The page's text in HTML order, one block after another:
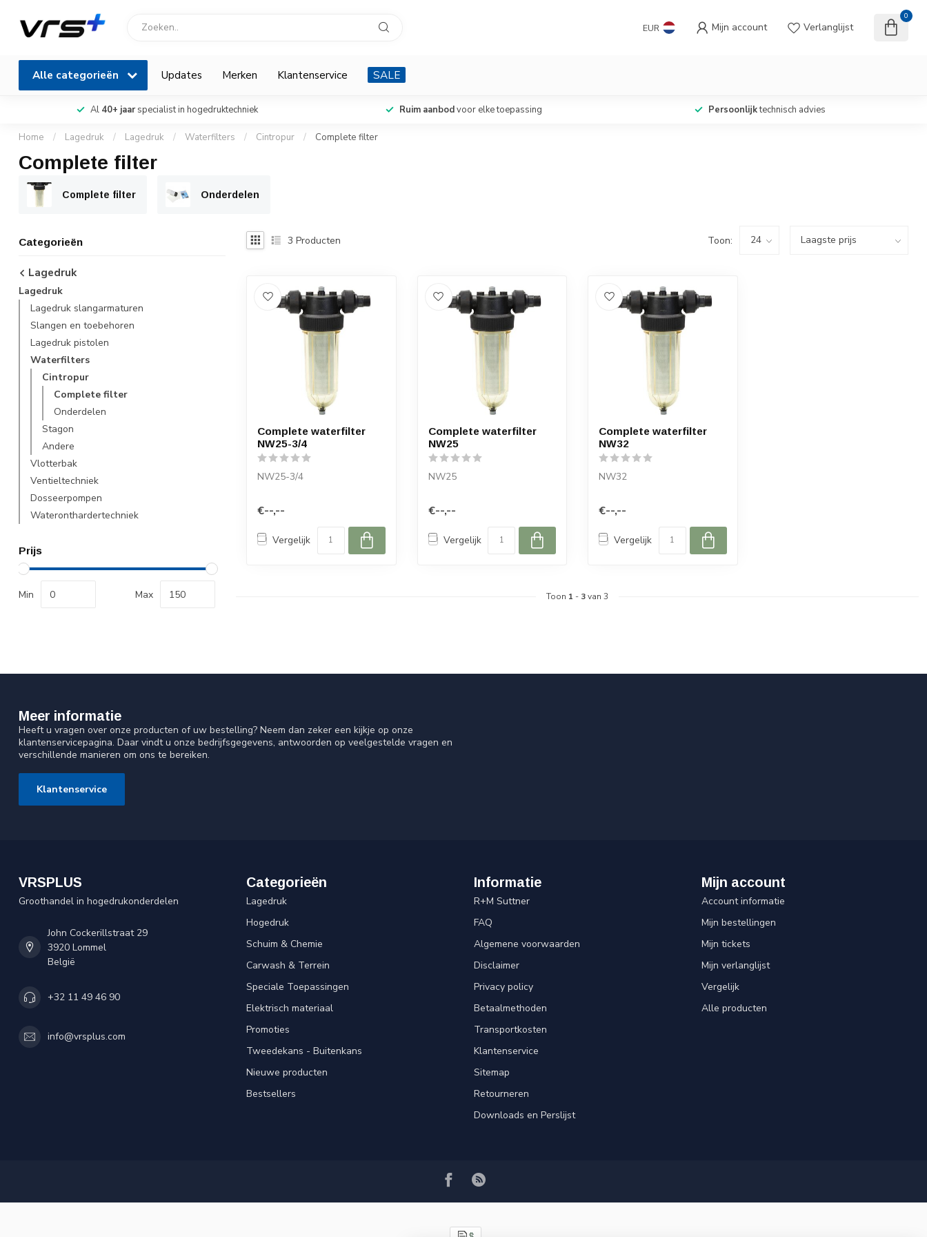
EUR Mijn account Verlanglijst
0
Alle categorieën Updates Merken Klantenservice SALE
Al 40+ jaarspecialist in hogedruktechniek Ruim aanbodvoor elke toepassing Persoonlijktechnisch advies
Home / Lagedruk / Lagedruk / Waterfilters / Cintropur / Complete filter
Complete filter
Complete filter Onderdelen
Categorieën
Lagedruk
Lagedruk
Lagedruk slangarmaturen
Slangen en toebehoren
Lagedruk pistolen
Waterfilters
Cintropur
Complete filter
Onderdelen
Stagon
Andere
Vlotterbak
Ventieltechniek
Dosseerpompen
Wateronthardertechniek
Prijs
Min Max
3 Producten Toon:
Complete waterfilter
NW25-3/4
NW25-3/4
€--,--
Vergelijk
Complete waterfilter
NW25
NW25
€--,--
Vergelijk
Complete waterfilter
NW32
NW32
€--,--
Vergelijk
Toon 1 - 3van 3
Meer informatie
Heeft u vragen over onze producten of uw bestelling? Neem dan zeker een kijkje op onze
klantenservicepagina. Daar vindt u onze bedrijfsgegevens, antwoorden op veelgestelde vragen en
verschillende manieren om ons te bereiken.
Klantenservice
VRSPLUS
Groothandel in hogedrukonderdelen
John Cockerillstraat 29
3920 Lommel
België
+32 11 49 46 90
info@vrsplus.com
Categorieën
Lagedruk
Hogedruk
Schuim & Chemie
Carwash & Terrein
Speciale Toepassingen
Elektrisch materiaal
Promoties
Tweedekans - Buitenkans
Nieuwe producten
Bestsellers
Informatie
R+M Suttner
FAQ
Algemene voorwaarden
Disclaimer
Privacy policy
Betaalmethoden
Transportkosten
Klantenservice
Sitemap
Retourneren
Downloads en Perslijst
Mijn account
Account informatie
Mijn bestellingen
Mijn tickets
Mijn verlanglijst
Vergelijk
Alle producten